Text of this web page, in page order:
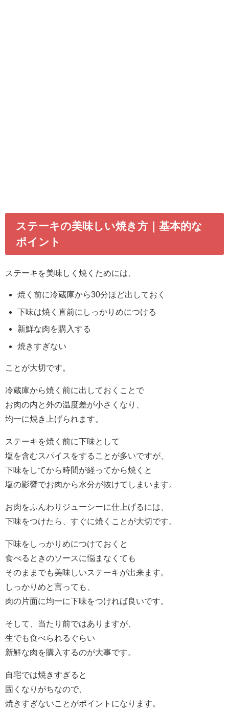
ステーキの美味しい焼き方｜基本的な
ポイント
ステーキを美味しく焼くためには、
焼く前に冷蔵庫から30分ほど出しておく
下味は焼く直前にしっかりめにつける
新鮮な肉を購入する
焼きすぎない
ことが大切です。
冷蔵庫から焼く前に出しておくことで
お肉の内と外の温度差が小さくなり、
均一に焼き上げられます。
ステーキを焼く前に下味として
塩を含むスパイスをすることが多いですが、
下味をしてから時間が経ってから焼くと
塩の影響でお肉から水分が抜けてしまいます。
お肉をふんわりジューシーに仕上げるには、
下味をつけたら、すぐに焼くことが大切です。
下味をしっかりめにつけておくと
食べるときのソースに悩まなくても
そのままでも美味しいステーキが出来ます。
しっかりめと言っても、
肉の片面に均一に下味をつければ良いです。
そして、当たり前ではありますが、
生でも食べられるぐらい
新鮮な肉を購入するのが大事です。
自宅では焼きすぎると
固くなりがちなので、
焼きすぎないことがポイントになります。